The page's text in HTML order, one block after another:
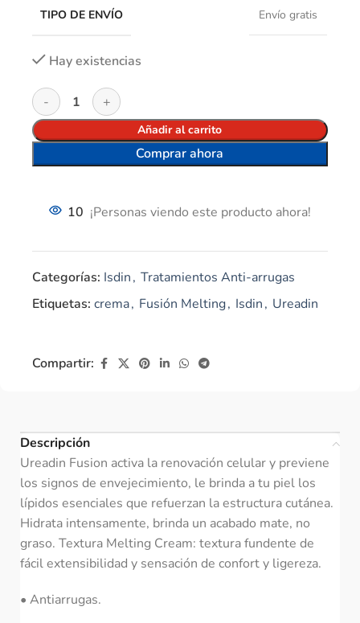
TIPO DE ENVÍO Envío gratis
Hay existencias
Añadir al carrito
Comprar ahora
10 ¡Personas viendo este producto ahora!
Categorías: Isdin, Tratamientos Anti-arrugas
Etiquetas: crema, Fusión Melting, Isdin, Ureadin
Compartir:
Descripción
Ureadin Fusion activa la renovación celular y previene
los signos de envejecimiento, le brinda a tu piel los
lípidos esenciales que refuerzan la estructura cutánea.
Hidrata intensamente, brinda un acabado mate, no
graso. Textura Melting Cream: textura fundente de
fácil extensibilidad y sensación de confort y ligereza.
• Antiarrugas.